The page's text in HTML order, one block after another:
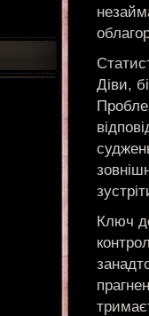
Діви,
Ключ